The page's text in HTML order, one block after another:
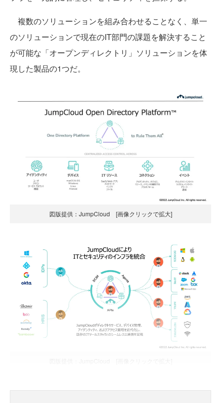
複数のソリューションを組み合わせることなく、単一
のソリューションで現在のIT部門の課題を解決すること
が可能な「オープンディレクトリ」ソリューションを体
現した製品の1つだ。
図版提供：JumpCloud [画像クリックで拡大]